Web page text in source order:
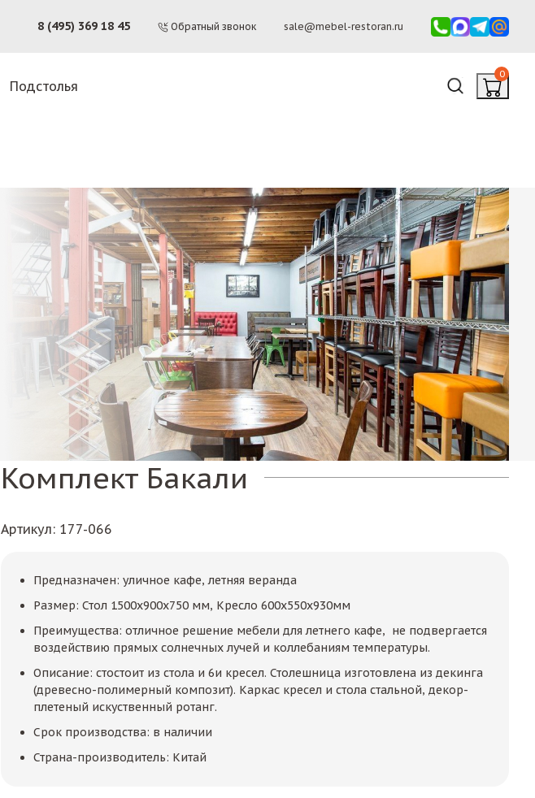
8 (495) 369 18 45 Обратный звонок sale@mebel-restoran.ru
Подстолья
0
Комплект Бакали
Артикул: 177-066
Предназначен: уличное кафе, летняя веранда
Размер: Стол 1500х900х750 мм, Кресло 600x550х930мм
Преимущества: отличное решение мебели для летнего кафе, не подвергается
воздействию прямых солнечных лучей и коллебаниям температуры.
Описание: стостоит из стола и 6и кресел. Столешница изготовлена из декинга
(древесно-полимерный композит). Каркас кресел и стола стальной, декор-
плетеный искуственный ротанг.
Срок производства: в наличии
Страна-производитель: Китай